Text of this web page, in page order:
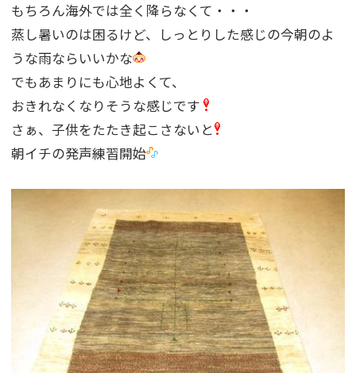
もちろん海外では全く降らなくて・・・
蒸し暑いのは困るけど、しっとりした感じの今朝のよ
うな雨ならいいかな
でもあまりにも心地よくて、
おきれなくなりそうな感じです
さぁ、子供をたたき起こさないと
朝イチの発声練習開始